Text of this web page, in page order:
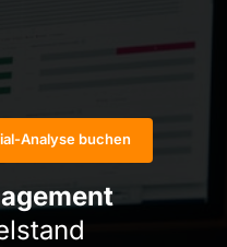
Analyse buchen